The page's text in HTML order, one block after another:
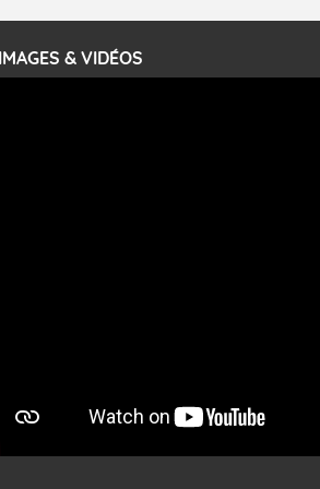
moyenne de 50 km/h et atteindre 80 à 100 km/h
parfois davantage. Il parcourt la basse vallée
et la Provence et envahit le littoral
à partir de la Camargue.
IMAGES & VIDÉOS